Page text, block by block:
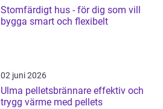
Stomfärdigt hus - för dig som vill
bygga smart och flexibelt
02 juni 2026
Ulma pelletsbrännare effektiv och
trygg värme med pellets